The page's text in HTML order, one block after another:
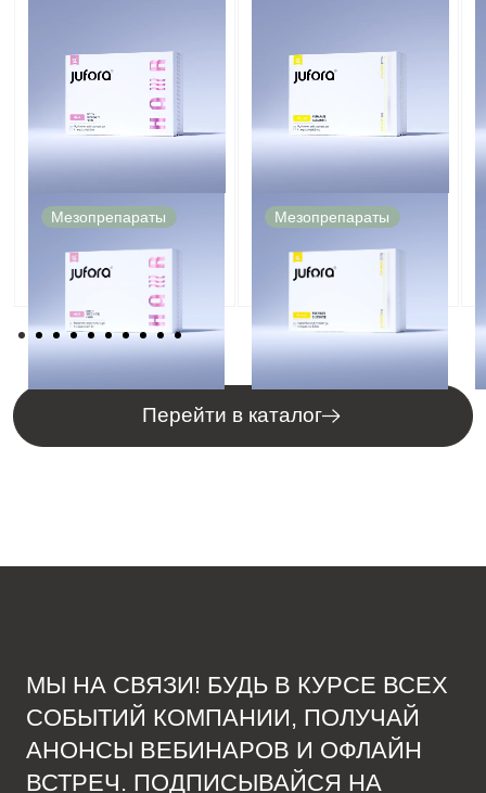
Мезопрепараты
JUFORA® HAIR
Мезопрепараты
JUFORA® FUMARATE
+ SUCCINATE
Перейти в каталог
МЫ НА СВЯЗИ! БУДЬ В КУРСЕ ВСЕХ
СОБЫТИЙ КОМПАНИИ, ПОЛУЧАЙ
АНОНСЫ ВЕБИНАРОВ И ОФЛАЙН
ВСТРЕЧ. ПОДПИСЫВАЙСЯ НА